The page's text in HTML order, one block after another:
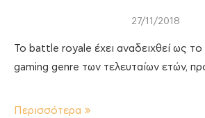
27/11/2018
Το battle royale έχει αναδειχθεί ως το
gaming genre των τελευταίων ετών,
Περισσότερα